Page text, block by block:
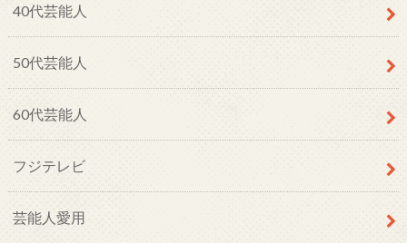
40代芸能人
50代芸能人
60代芸能人
フジテレビ
芸能人愛用